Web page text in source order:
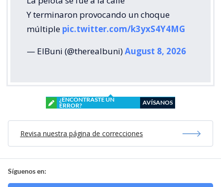
Y terminaron provocando un choque
múltiple pic.twitter.com/k3yxS4Y4MG
— ElBuni (@therealbuni)August 8, 2026
¿ENCONTRASTE UN
ERROR?
AVÍSANOS
Revisa nuestra página de correcciones
Síguenos en: